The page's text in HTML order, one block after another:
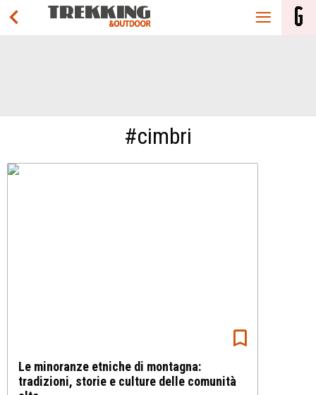
#cimbri
Le minoranze etniche di montagna:
tradizioni, storie e culture delle comunità